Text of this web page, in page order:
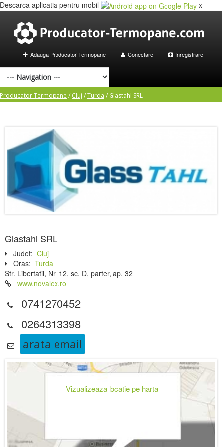
Descarca aplicatia pentru mobil x
Adauga Producator Termopane Conectare Inregistrare
Producator Termopane / Cluj /Turda / Glastahl SRL
Glastahl SRL
Judet: Cluj
Oras: Turda
Str. Libertatii, Nr. 12, sc. D, parter, ap. 32
www.novalex.ro
0741270452
0264313398
arata email
Vizualizeaza locatie pe harta